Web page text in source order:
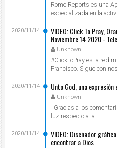
Rome Reports es una
especializada en la
VIDEO: Click To Pray,
Noviembre 14 2020 -
Unknown
2020/11/14
#ClickToPray es la red
Francisco. Sigue con
Unto God, una expresión
Unknown
2020/11/14
Gracias a los
luz respecto a la ...
VIDEO: Diseñador
encontrar a Dios
2020/11/14